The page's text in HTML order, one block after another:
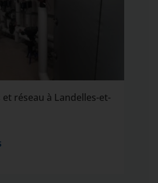
réseau à Landelles-et-